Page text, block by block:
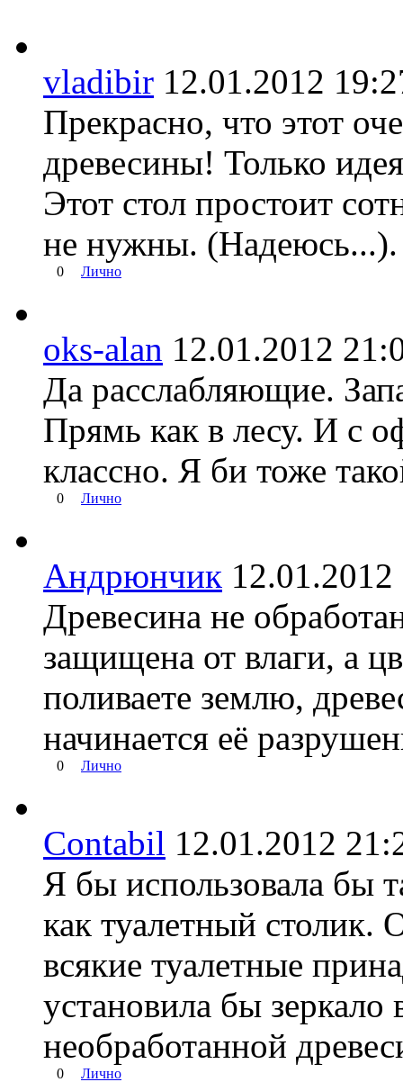
vladibir 12.01.2012
Прекрасно, что этот
древесины! Только
Этот стол простоит
не нужны. (Надеюсь...).
0 Лично
oks-alan 12.01.2012
Да расслабляющие.
Прямь как в лесу. И с
классно. Я би тоже
0 Лично
Андрюнчик
Древесина не
защищена от влаги, а
поливаете землю,
начинается её
0 Лично
Contabil 12.01.2012
Я бы использовала бы
как туалетный столик.
всякие туалетные
установила бы зеркало
необработанной
0 Лично